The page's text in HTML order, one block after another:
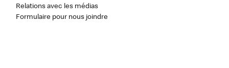
Relations avec les médias
Formulaire pour nous joindre